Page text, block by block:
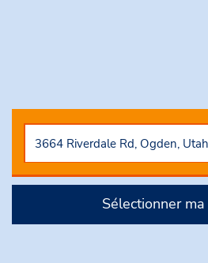
Sélectionner